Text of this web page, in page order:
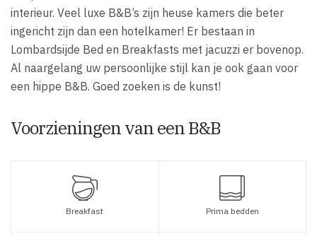
interieur. Veel luxe B&B’s zijn heuse kamers die beter
ingericht zijn dan een hotelkamer! Er bestaan in
Lombardsijde Bed en Breakfasts met jacuzzi er bovenop.
Al naargelang uw persoonlijke stijl kan je ook gaan voor
een hippe B&B. Goed zoeken is de kunst!
Voorzieningen van een B&B
Breakfast Prima bedden